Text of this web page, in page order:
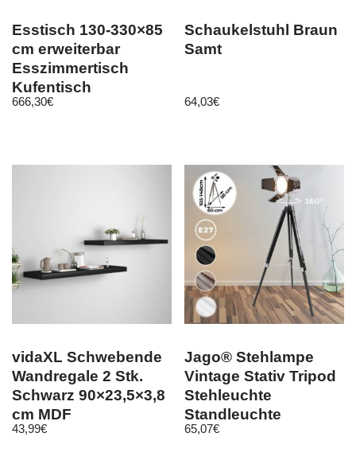
Esstisch 130-330×85
cm erweiterbar
Esszimmertisch
Kufentisch
ausziehbardesign
666,30€
Schaukelstuhl Braun
Samt
64,03€
vidaXL Schwebende
Wandregale 2 Stk.
Schwarz 90×23,5×3,8
cm MDF
43,99€
Jago® Stehlampe
Vintage Stativ Tripod
Stehleuchte
Standleuchte
Dreibein Studio
65,07€